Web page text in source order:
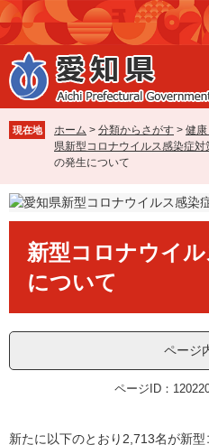
ペ
ー
ジ
の
先
で
す
メ
ニ
ュ
ー
を
ば
し
文
現在地 ホーム > 分類からさがす > 健康
県新型コロナウイルス感染症対
の発生について
新型コロナウイ
について
ページ
ページID：
新たに以下のとおり2,713名が新